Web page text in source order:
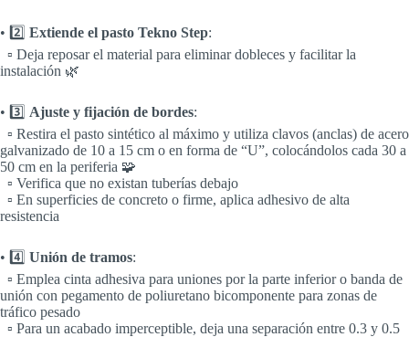
• 2️⃣ Extiende el pasto Tekno Step:
▫️ Deja reposar el material para eliminar dobleces y facilitar la
instalación 🌿
• 3️⃣ Ajuste y fijación de bordes:
▫️ Restira el pasto sintético al máximo y utiliza clavos (anclas) de acero
galvanizado de 10 a 15 cm o en forma de “U”, colocándolos cada 30 a
50 cm en la periferia 🧩
▫️ Verifica que no existan tuberías debajo
▫️ En superficies de concreto o firme, aplica adhesivo de alta
resistencia
• 4️⃣ Unión de tramos:
▫️ Emplea cinta adhesiva para uniones por la parte inferior o banda de
unión con pegamento de poliuretano bicomponente para zonas de
tráfico pesado
▫️ Para un acabado imperceptible, deja una separación entre 0.3 y 0.5